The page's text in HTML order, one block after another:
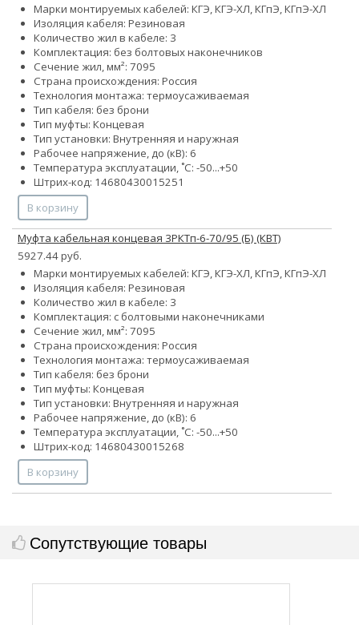
Марки монтируемых кабелей: КГЭ, КГЭ-ХЛ, КГпЭ, КГпЭ-ХЛ
Изоляция кабеля: Резиновая
Количество жил в кабеле: 3
Комплектация: без болтовых наконечников
Сечение жил, мм²: 7095
Страна происхождения: Россия
Технология монтажа: термоусаживаемая
Тип кабеля: без брони
Тип муфты: Концевая
Тип установки: Внутренняя и наружная
Рабочее напряжение, до (кВ): 6
Температура эксплуатации, ˚С: -50...+50
Штрих-код: 14680430015251
В корзину
Муфта кабельная концевая 3РКТп-6-70/95 (Б) (КВТ)
5927.44 руб.
Марки монтируемых кабелей: КГЭ, КГЭ-ХЛ, КГпЭ, КГпЭ-ХЛ
Изоляция кабеля: Резиновая
Количество жил в кабеле: 3
Комплектация: с болтовыми наконечниками
Сечение жил, мм²: 7095
Страна происхождения: Россия
Технология монтажа: термоусаживаемая
Тип кабеля: без брони
Тип муфты: Концевая
Тип установки: Внутренняя и наружная
Рабочее напряжение, до (кВ): 6
Температура эксплуатации, ˚С: -50...+50
Штрих-код: 14680430015268
В корзину
Сопутствующие товары